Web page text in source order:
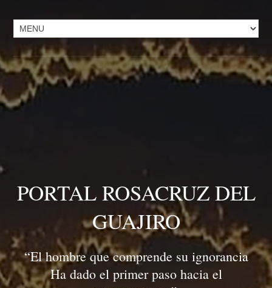
PORTAL ROSACRUZ DEL
GUAJIRO
“El hombre que comprende su ignorancia
Ha dado el primer paso hacia el